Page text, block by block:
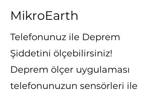
MikroEarth
Telefonunuz ile Deprem
Şiddetini ölçebilirsiniz!
Deprem ölçer uygulaması
telefonunuzun sensörleri ile